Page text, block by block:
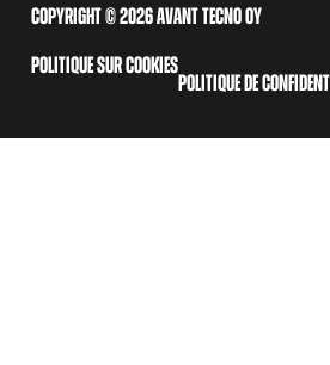
COPYRIGHT © 2026 AVANT TECNO OY
POLITIQUE SUR COOKIES
POLITIQUE DE